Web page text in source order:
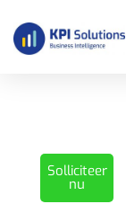
Solliciteer
nu